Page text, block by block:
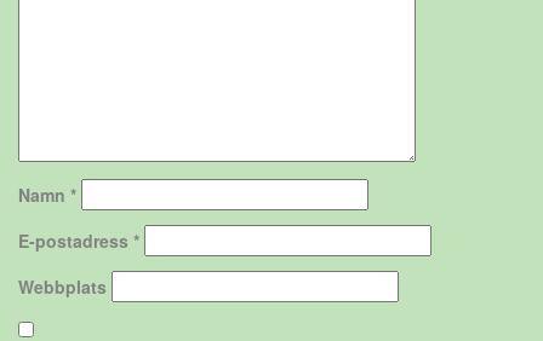
Namn *
E-postadress *
Webbplats